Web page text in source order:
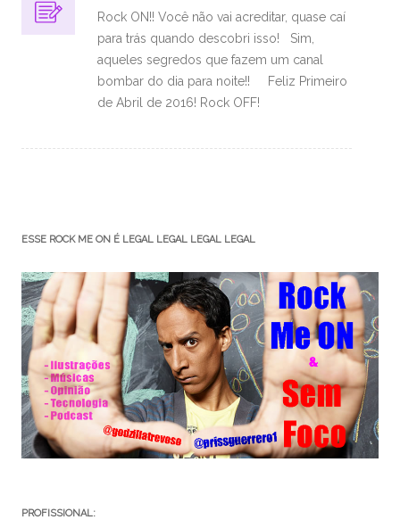
Rock ON!! Você não vai acreditar, quase caí
para trás quando descobri isso! Sim,
aqueles segredos que fazem um canal
bombar do dia para noite!! Feliz Primeiro
de Abril de 2016! Rock OFF!
ESSE ROCK ME ON É LEGAL LEGAL LEGAL LEGAL
PROFISSIONAL: